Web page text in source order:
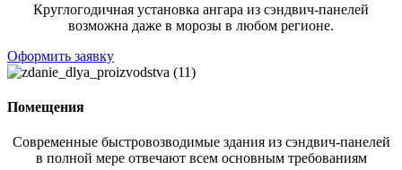
Круглогодичная установка ангара из сэндвич-панелей
возможна даже в морозы в любом регионе.
Оформить заявку
Помещения
Современные быстровозводимые здания из сэндвич-панелей
в полной мере отвечают всем основным требованиям